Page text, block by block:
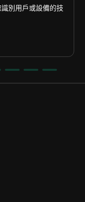
備的技
設備偽裝